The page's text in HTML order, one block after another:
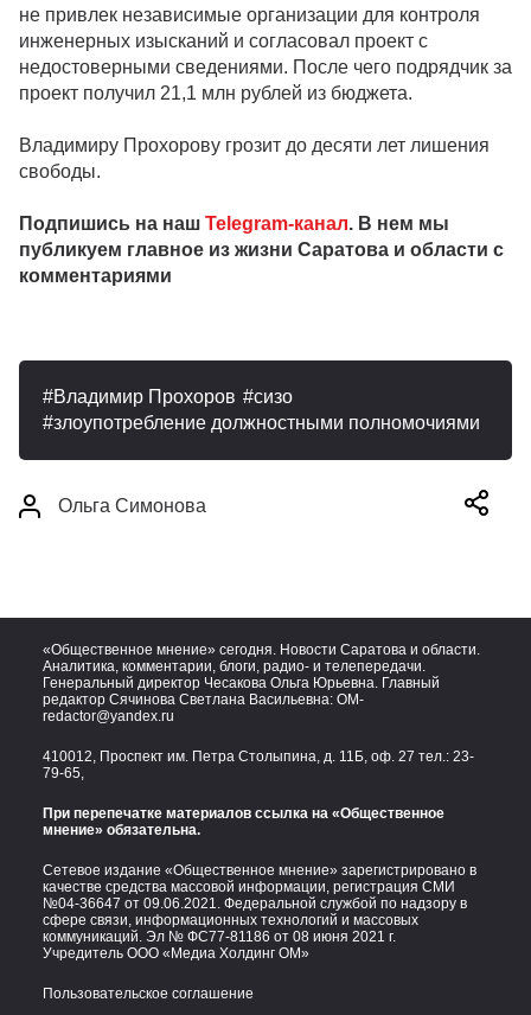
не привлек независимые организации для контроля
инженерных изысканий и согласовал проект с
недостоверными сведениями. После чего подрядчик за
проект получил 21,1 млн рублей из бюджета.
Владимиру Прохорову грозит до десяти лет лишения
свободы.
Подпишись на наш Telegram-канал. В нем мы
публикуем главное из жизни Саратова и области с
комментариями
Владимир Прохоров
сизо
злоупотребление должностными полномочиями
Ольга Симонова
«Общественное мнение» сегодня. Новости Саратова и области.
Аналитика, комментарии, блоги, радио- и телепередачи.
Генеральный директор Чесакова Ольга Юрьевна. Главный
редактор Сячинова Светлана Васильевна: OM-
redactor@yandex.ru
410012, Проспект им. Петра Столыпина, д. 11Б, оф. 27 тел.: 23-
79-65,
При перепечатке материалов ссылка на «Общественное
мнение» обязательна.
Сетевое издание «Общественное мнение» зарегистрировано в
качестве средства массовой информации, регистрация СМИ
№04-36647 от 09.06.2021. Федеральной службой по надзору в
сфере связи, информационных технологий и массовых
коммуникаций. Эл № ФС77-81186 от 08 июня 2021 г.
Учредитель ООО «Медиа Холдинг ОМ»
Пользовательское соглашение